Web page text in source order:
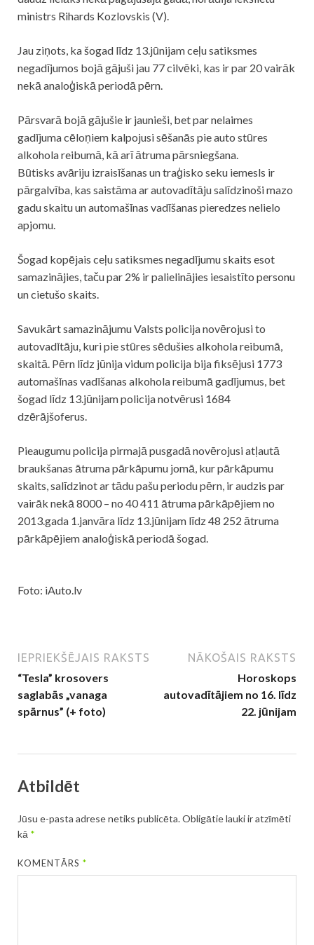
ministrs Rihards Kozlovskis (V).
Jau ziņots, ka šogad līdz 13.jūnijam ceļu satiksmes
negadījumos bojā gājuši jau 77 cilvēki, kas ir par 20 vairāk
nekā analoģiskā periodā pērn.
Pārsvarā bojā gājušie ir jaunieši, bet par nelaimes
gadījuma cēloņiem kalpojusi sēšanās pie auto stūres
alkohola reibumā, kā arī ātruma pārsniegšana.
Būtisks avāriju izraisīšanas un traģisko seku iemesls ir
pārgalvība, kas saistāma ar autovadītāju salīdzinoši mazo
gadu skaitu un automašīnas vadīšanas pieredzes nelielo
apjomu.
Šogad kopējais ceļu satiksmes negadījumu skaits esot
samazinājies, taču par 2% ir palielinājies iesaistīto personu
un cietušo skaits.
Savukārt samazinājumu Valsts policija novērojusi to
autovadītāju, kuri pie stūres sēdušies alkohola reibumā,
skaitā. Pērn līdz jūnija vidum policija bija fiksējusi 1773
automašīnas vadīšanas alkohola reibumā gadījumus, bet
šogad līdz 13.jūnijam policija notvērusi 1684
dzērājšoferus.
Pieaugumu policija pirmajā pusgadā novērojusi atļautā
braukšanas ātruma pārkāpumu jomā, kur pārkāpumu
skaits, salīdzinot ar tādu pašu periodu pērn, ir audzis par
vairāk nekā 8000 – no 40 411 ātruma pārkāpējiem no
2013.gada 1.janvāra līdz 13.jūnijam līdz 48 252 ātruma
pārkāpējiem analoģiskā periodā šogad.
Foto: iAuto.lv
IEPRIEKŠĒJAIS RAKSTS
“Tesla” krosovers
saglabās „vanaga
spārnus” (+ foto)
NĀKOŠAIS RAKSTS
Horoskops
autovadītājiem no 16. līdz
22. jūnijam
Atbildēt
Jūsu e-pasta adrese netiks publicēta.Obligātie lauki ir atzīmēti
kā *
KOMENTĀRS*